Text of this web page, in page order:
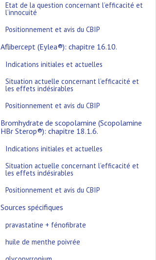
Etat de la question concernant l’efficacité et
l’innocuité
Positionnement et avis du CBIP
Aflibercept (Eylea®): chapitre 16.10.
Indications initiales et actuelles
Situation actuelle concernant l’efficacité et
les effets indésirables
Positionnement et avis du CBIP
Bromhydrate de scopolamine (Scopolamine
HBr Sterop®): chapitre 18.1.6.
Indications initiales et actuelles
Situation actuelle concernant l’efficacité et
les effets indésirables
Positionnement et avis du CBIP
Sources spécifiques
pravastatine + fénofibrate
huile de menthe poivrée